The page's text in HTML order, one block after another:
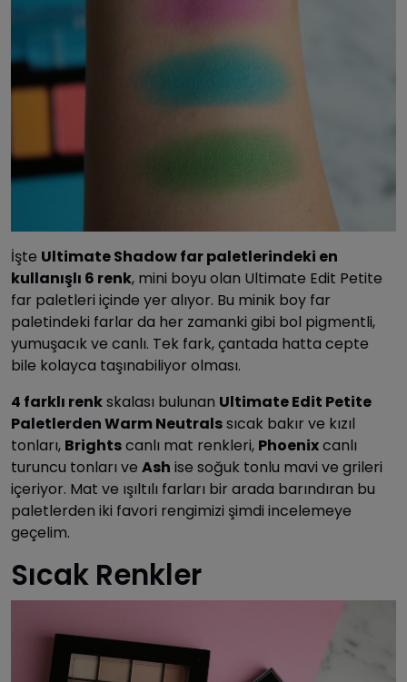
İşte Ultimate Shadow far paletlerindeki en
kullanışlı 6 renk, mini boyu olan Ultimate Edit Petite
far paletleri içinde yer alıyor. Bu minik boy far
paletindeki farlar da her zamanki gibi bol pigmentli,
yumuşacık ve canlı. Tek fark, çantada hatta cepte
bile kolayca taşınabiliyor olması.
4 farklı renkskalası bulunan Ultimate Edit Petite
Paletlerden Warm Neutralssıcak bakır ve kızıl
tonları, Brightscanlı mat renkleri, Phoenixcanlı
turuncu tonları ve Ash ise soğuk tonlu mavi ve grileri
içeriyor. Mat ve ışıltılı farları bir arada barındıran bu
paletlerden iki favori rengimizi şimdi incelemeye
geçelim.
Sıcak Renkler